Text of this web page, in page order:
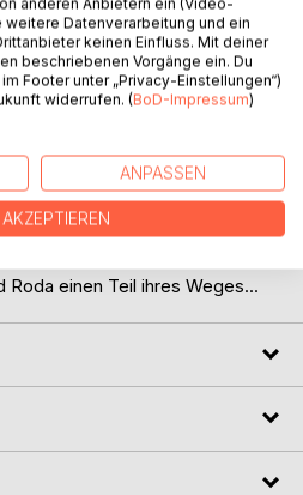
für ihre Zwecke benutzen
Figuren in einem Machtspiel
Regeln akzeptiert. Ihre
werden für Feemke und Roda
zu der Frau, die
Führung verkörpert.
Imperium werden?
Roda einen Teil ihres Weges...
anderen Anbietern ein (Video-
Datenverarbeitung und ein
keinen Einfluss. Mit deiner
beschriebenen Vorgänge ein. Du
Footer unter „Privacy-Einstellungen“)
widerrufen. (BoD-Impressum)
ANPASSEN